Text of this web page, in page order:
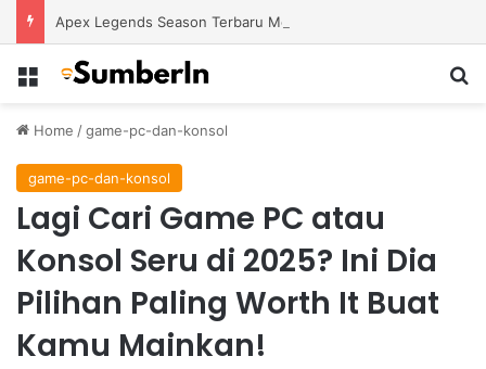
Menu
Home /game-pc-dan-konsol
game-pc-dan-konsol
Lagi Cari Game PC atau
Konsol Seru di 2025? Ini Dia
Pilihan Paling Worth It Buat
Kamu Mainkan!